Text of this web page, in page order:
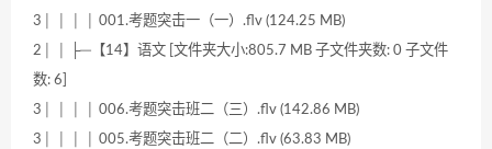
3│ │ │ │ 001.考题突击一（一）.flv (124.25 MB)
2│ │ ├─【14】语文 [文件夹大小:805.7 MB 子文件夹数: 0 子文件
数: 6]
3│ │ │ │ 006.考题突击班二（三）.flv (142.86 MB)
3│ │ │ │ 005.考题突击班二（二）.flv (63.83 MB)